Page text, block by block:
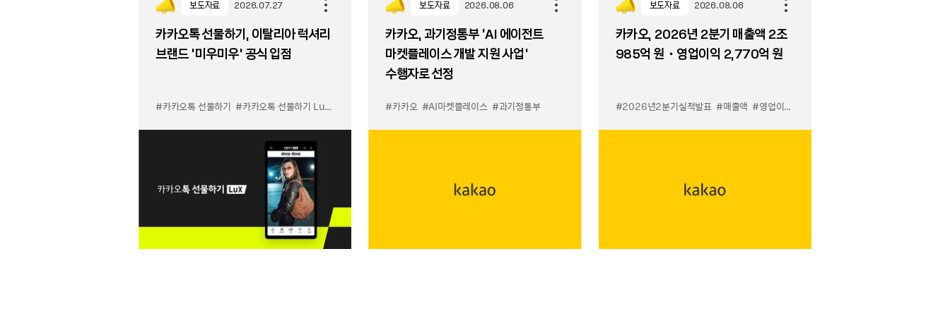
보도자료 2026.07.27
카카오톡 선물하기, 이탈리아 럭셔리
브랜드 '미우미우' 공식 입점
#카카오톡 선물하기 #카카오톡 선물하기 LuX 미우미우 입점 #선물하기 LuX #선물하기 미우미우 입점
보도자료 2026.08.06
카카오, 과기정통부 ‘AI 에이전트
마켓플레이스 개발 지원 사업’
수행자로 선정
#카카오 #AI마켓플레이스 #과기정통부
보도자료 2026.08.06
카카오, 2026년 2분기 매출액 2조
985억 원・영업이익 2,770억 원
#2026년2분기실적발표 #매출액 #영업이익